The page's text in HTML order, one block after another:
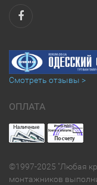
Смотреть отзывы >
ОПЛАТА
©1997-2025 "Любая
монтажников